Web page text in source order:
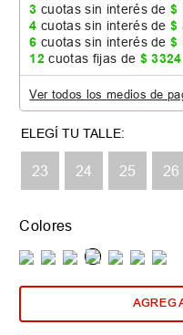
3 cuotas sin interés de$
4 cuotas sin interés de$
6 cuotas sin interés de$
12 cuotas fijas de $ 3324
Ver todos los medios de
23 24 25 26
Colores